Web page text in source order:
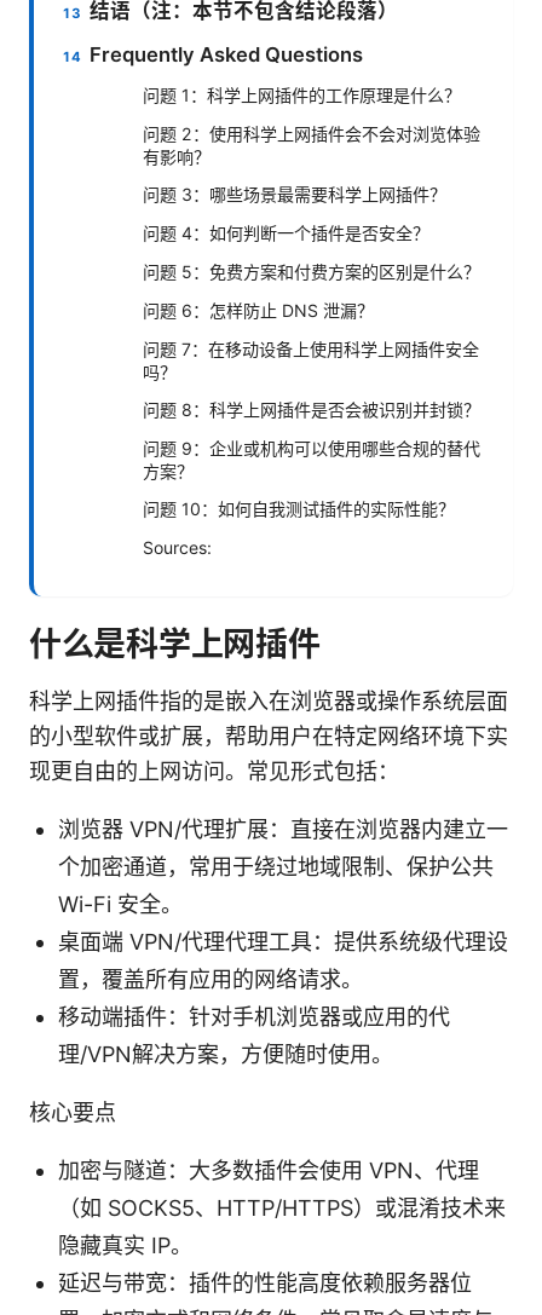
结语（注：本节不包含结论段落）
Frequently Asked Questions
问题 1：科学上网插件的工作原理是什么？
问题 2：使用科学上网插件会不会对浏览体验
有影响？
问题 3：哪些场景最需要科学上网插件？
问题 4：如何判断一个插件是否安全？
问题 5：免费方案和付费方案的区别是什么？
问题 6：怎样防止 DNS 泄漏？
问题 7：在移动设备上使用科学上网插件安全
吗？
问题 8：科学上网插件是否会被识别并封锁？
问题 9：企业或机构可以使用哪些合规的替代
方案？
问题 10：如何自我测试插件的实际性能？
Sources:
什么是科学上网插件
科学上网插件指的是嵌入在浏览器或操作系统层面
的小型软件或扩展，帮助用户在特定网络环境下实
现更自由的上网访问。常见形式包括：
浏览器 VPN/代理扩展：直接在浏览器内建立一
个加密通道，常用于绕过地域限制、保护公共
Wi-Fi 安全。
桌面端 VPN/代理代理工具：提供系统级代理设
置，覆盖所有应用的网络请求。
移动端插件：针对手机浏览器或应用的代
理/VPN解决方案，方便随时使用。
核心要点
加密与隧道：大多数插件会使用 VPN、代理
（如 SOCKS5、HTTP/HTTPS）或混淆技术来
隐藏真实 IP。
延迟与带宽：插件的性能高度依赖服务器位